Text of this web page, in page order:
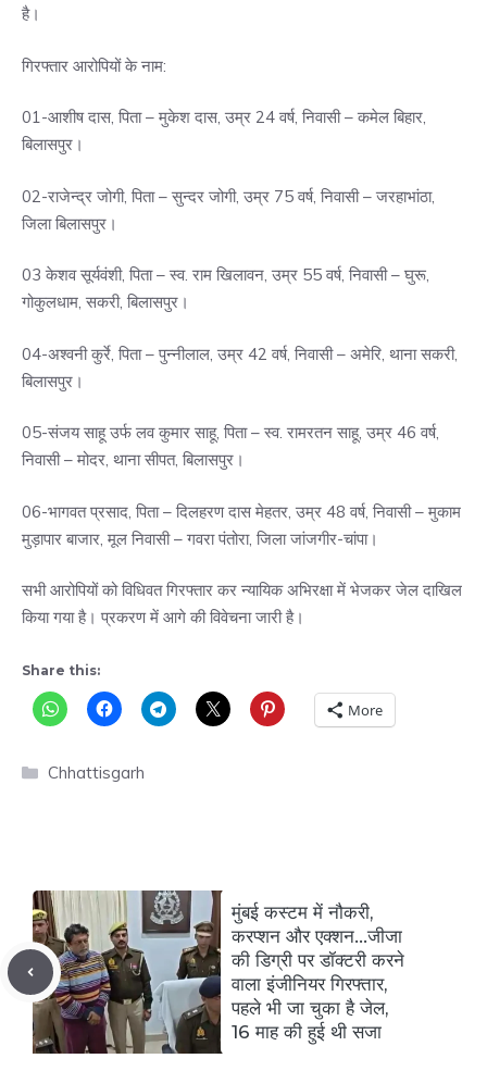
है।
गिरफ्तार आरोपियों के नाम:
01-आशीष दास, पिता – मुकेश दास, उम्र 24 वर्ष, निवासी – कमेल बिहार,
बिलासपुर।
02-राजेन्द्र जोगी, पिता – सुन्दर जोगी, उम्र 75 वर्ष, निवासी – जरहाभांठा,
जिला बिलासपुर।
03 केशव सूर्यवंशी, पिता – स्व. राम खिलावन, उम्र 55 वर्ष, निवासी – घुरू,
गोकुलधाम, सकरी, बिलासपुर।
04-अश्वनी कुर्रे, पिता – पुन्नीलाल, उम्र 42 वर्ष, निवासी – अमेरि, थाना सकरी,
बिलासपुर।
05-संजय साहू उर्फ लव कुमार साहू, पिता – स्व. रामरतन साहू, उम्र 46 वर्ष,
निवासी – मोदर, थाना सीपत, बिलासपुर।
06-भागवत प्रसाद, पिता – दिलहरण दास मेहतर, उम्र 48 वर्ष, निवासी – मुकाम
मुड़ापार बाजार, मूल निवासी – गवरा पंतोरा, जिला जांजगीर-चांपा।
सभी आरोपियों को विधिवत गिरफ्तार कर न्यायिक अभिरक्षा में भेजकर जेल दाखिल
किया गया है। प्रकरण में आगे की विवेचना जारी है।
Share this:
More
Categories
Chhattisgarh
मुंबई कस्टम में नौकरी,
करप्शन और एक्शन…जीजा
की डिग्री पर डॉक्टरी करने
वाला इंजीनियर गिरफ्तार,
पहले भी जा चुका है जेल,
16 माह की हुई थी सजा